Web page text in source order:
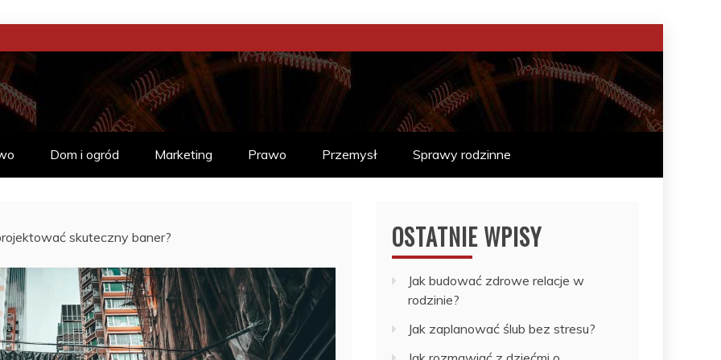
Dom i ogród Marketing Prawo Przemysł Sprawy rodzinne
skuteczny baner?
OSTATNIE WPISY
Jak budować zdrowe relacje w
rodzinie?
Jak zaplanować ślub bez stresu?